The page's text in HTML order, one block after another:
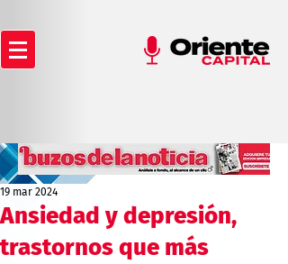
Ansiedad y depresión,
trastornos que más
19 mar 2024